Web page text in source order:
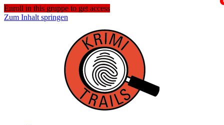
Enroll in this gruppe to get access
Zum Inhalt springen